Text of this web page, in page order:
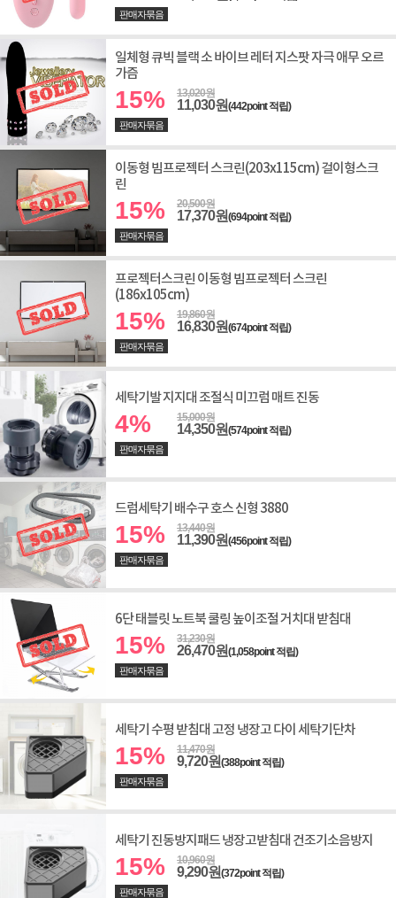
판매자묶음
일체형 큐빅 블랙 소 바이브 레터 지스팟 자극 애무 오르
가즘
15% 13,020원
11,030원(442point 적립)
판매자묶음
이동형 빔프로젝터 스크린(203x115cm) 걸이형스크
린
15% 20,500원
17,370원(694point 적립)
판매자묶음
프로젝터스크린 이동형 빔프로젝터 스크린
(186x105cm)
15% 19,860원
16,830원(674point 적립)
판매자묶음
세탁기발 지지대 조절식 미끄럼 매트 진동
4% 15,000원
14,350원(574point 적립)
판매자묶음
드럼세탁기 배수구 호스 신형 3880
15% 13,440원
11,390원(456point 적립)
판매자묶음
6단 태블릿 노트북 쿨링 높이조절 거치대 받침대
15% 31,230원
26,470원(1,058point 적립)
판매자묶음
세탁기 수평 받침대 고정 냉장고 다이 세탁기단차
15% 11,470원
9,720원(388point 적립)
판매자묶음
세탁기 진동방지패드 냉장고받침대 건조기소음방지
15% 10,960원
9,290원(372point 적립)
판매자묶음